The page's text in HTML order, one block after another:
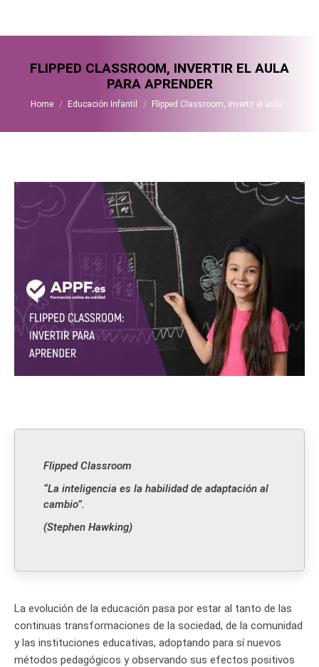
FLIPPED CLASSROOM, INVERTIR EL AULA
PARA APRENDER
You are here:
Home Educación Infantil Flipped Classroom, invertir el aula…
Flipped Classroom
“La inteligencia es la habilidad de adaptación al
cambio”.
(Stephen Hawking)
La evolución de la educación pasa por estar al tanto de las
continuas transformaciones de la sociedad, de la comunidad
y las instituciones educativas, adoptando para sí nuevos
métodos pedagógicos y observando sus efectos positivos